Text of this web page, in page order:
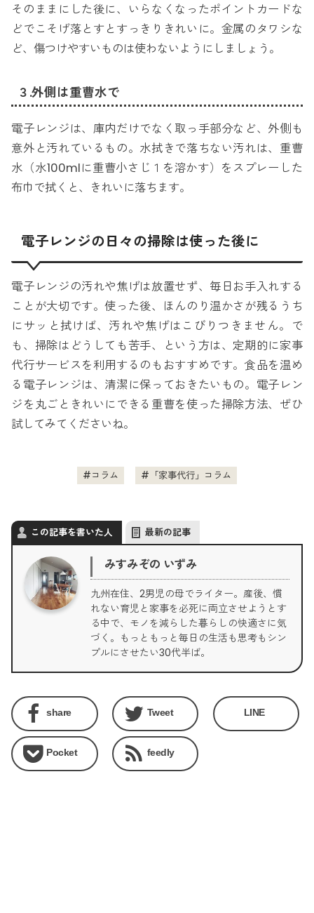
そのままにした後に、いらなくなったポイントカードな
どでこそげ落とすとすっきりきれいに。金属のタワシな
ど、傷つけやすいものは使わないようにしましょう。
３.外側は重曹水で
電子レンジは、庫内だけでなく取っ手部分など、外側も
意外と汚れているもの。水拭きで落ちない汚れは、重曹
水（水100mlに重曹小さじ１を溶かす）をスプレーした
布巾で拭くと、きれいに落ちます。
電子レンジの日々の掃除は使った後に
電子レンジの汚れや焦げは放置せず、毎日お手入れする
ことが大切です。使った後、ほんのり温かさが残るうち
にサッと拭けば、汚れや焦げはこびりつきません。で
も、掃除はどうしても苦手、という方は、定期的に家事
代行サービスを利用するのもおすすめです。食品を温め
る電子レンジは、清潔に保っておきたいもの。電子レン
ジを丸ごときれいにできる重曹を使った掃除方法、ぜひ
試してみてくださいね。
コラム 「家事代行」コラム
この記事を書いた人 最新の記事
みすみぞの いずみ
九州在住、2男児の母でライター。産後、慣
れない育児と家事を必死に両立させようとす
る中で、モノを減らした暮らしの快適さに気
づく。もっともっと毎日の生活も思考もシン
プルにさせたい30代半ば。
share Tweet LINE
Pocket feedly